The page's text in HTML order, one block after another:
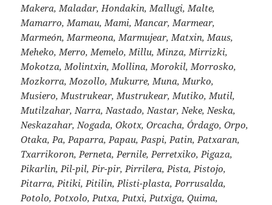
Makera, Maladar, Hondakin, Mallugi, Malte,
Mamarro, Mamau, Mami, Mancar, Marmear,
Marmeón, Marmeona, Marmujear, Matxin, Maus,
Meheko, Merro, Memelo, Millu, Minza, Mirrizki,
Mokotza, Molintxin, Mollina, Morokil, Morrosko,
Mozkorra, Mozollo, Mukurre, Muna, Murko,
Musiero, Mustrukear, Mustrukear, Mutiko, Mutil,
Mutilzahar, Narra, Nastado, Nastar, Neke, Neska,
Neskazahar, Nogada, Okotx, Orcacha, Órdago, Orpo,
Otaka, Pa, Paparra, Papau, Paspi, Patin, Patxaran,
Txarrikoron, Perneta, Pernile, Perretxiko, Pigaza,
Pikarlin, Pil-pil, Pir-pir, Pirrilera, Pista, Pistojo,
Pitarra, Pitiki, Pitilin, Plisti-plasta, Porrusalda,
Potolo, Potxolo, Putxa, Putxi, Putxiga, Quima,